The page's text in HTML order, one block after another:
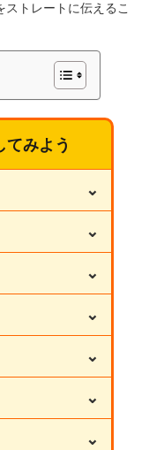
ストレートに伝えるこ
てみよう
⌄
⌄
⌄
⌄
⌄
⌄
⌄